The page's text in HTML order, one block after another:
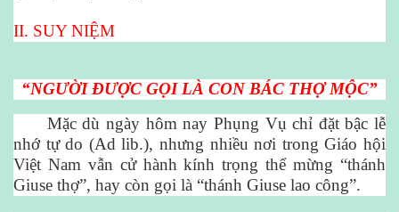
II. SUY NIỆM
“NGƯỜI ĐƯỢC GỌI LÀ CON BÁC THỢ MỘC”
Mặc dù ngày hôm nay Phụng Vụ chỉ đặt bậc lễ
nhớ tự do (Ad lib.), nhưng nhiều nơi trong Giáo hội
Việt Nam vẫn cử hành kính trọng thể mừng “thánh
Giuse thợ”, hay còn gọi là “thánh Giuse lao công”.